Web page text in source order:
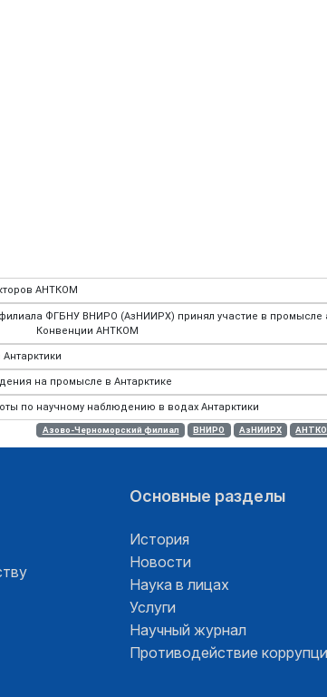
АНТКОМ
ФГБНУ ВНИРО (АзНИИРХ) принял участие в промысле
Конвенции АНТКОМ
на промысле в Антарктике
по научному наблюдению в водах Антарктики
Азово-Черноморский филиал ВНИРО АзНИИРХ
Основные разделы
История
Новости
Наука в лицах
Услуги
Научный журнал
Противодействие